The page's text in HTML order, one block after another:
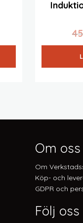
Om oss
Om
Köp- och
GDPR och
Följ oss